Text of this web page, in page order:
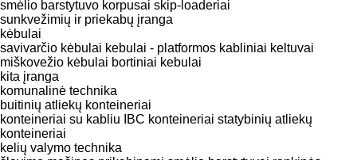
smėlio barstytuvo korpusai skip-loaderiai
sunkvežimių ir priekabų įranga
kėbulai
savivarčio kėbulai kebulai - platformos kabliniai keltuvai
miškovežio kėbulai bortiniai kebulai
kita įranga
komunalinė technika
buitinių atliekų konteineriai
konteineriai su kabliu
IBC konteineriai statybinių atliekų
konteineriai
kelių valymo technika